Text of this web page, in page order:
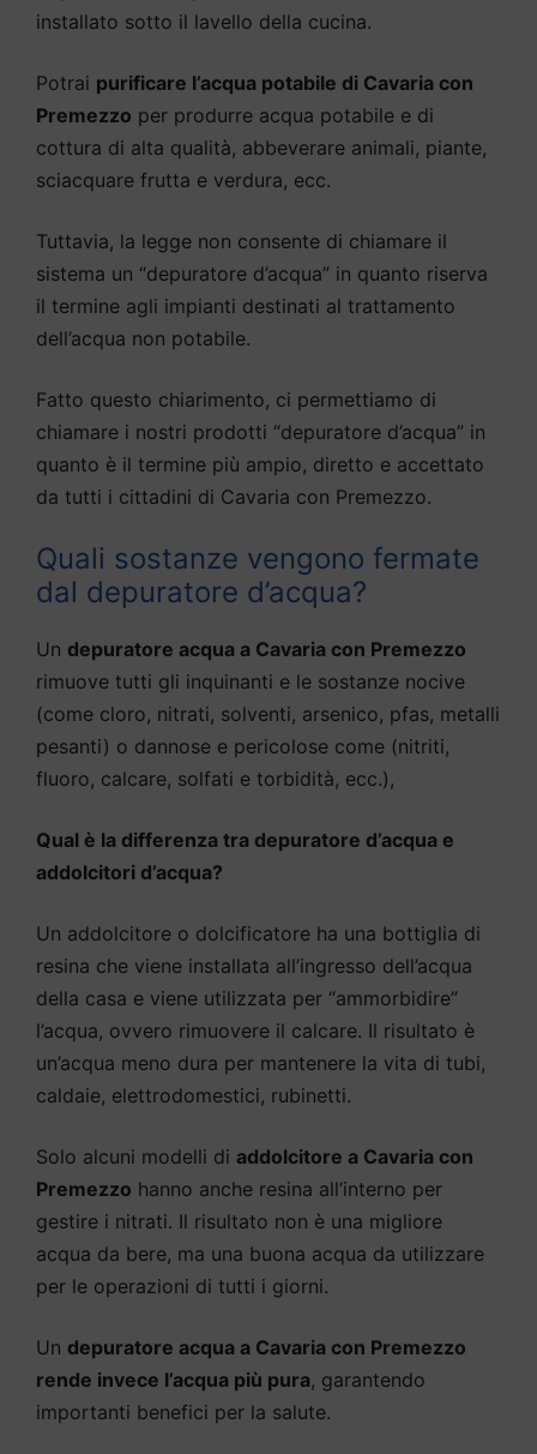
installato sotto il lavello della cucina.
Potrai purificare l’acqua potabile di Cavaria con
Premezzo per produrre acqua potabile e di
cottura di alta qualità, abbeverare animali, piante,
sciacquare frutta e verdura, ecc.
Tuttavia, la legge non consente di chiamare il
sistema un “depuratore d’acqua” in quanto riserva
il termine agli impianti destinati al trattamento
dell’acqua non potabile.
Fatto questo chiarimento, ci permettiamo di
chiamare i nostri prodotti “depuratore d’acqua” in
quanto è il termine più ampio, diretto e accettato
da tutti i cittadini di Cavaria con Premezzo.
Quali sostanze vengono fermate
dal depuratore d’acqua?
Un depuratore acqua a Cavaria con Premezzo
rimuove tutti gli inquinanti e le sostanze nocive
(come cloro, nitrati, solventi, arsenico, pfas, metalli
pesanti) o dannose e pericolose come (nitriti,
fluoro, calcare, solfati e torbidità, ecc.),
Qual è la differenza tra depuratore d’acqua e
addolcitori d’acqua?
Un addolcitore o dolcificatore ha una bottiglia di
resina che viene installata all’ingresso dell’acqua
della casa e viene utilizzata per “ammorbidire”
l’acqua, ovvero rimuovere il calcare. Il risultato è
un’acqua meno dura per mantenere la vita di tubi,
caldaie, elettrodomestici, rubinetti.
Solo alcuni modelli di addolcitore a Cavaria con
Premezzo hanno anche resina all’interno per
gestire i nitrati. Il risultato non è una migliore
acqua da bere, ma una buona acqua da utilizzare
per le operazioni di tutti i giorni.
Un depuratore acqua a Cavaria con Premezzo
rende invece l’acqua più pura, garantendo
importanti benefici per la salute.